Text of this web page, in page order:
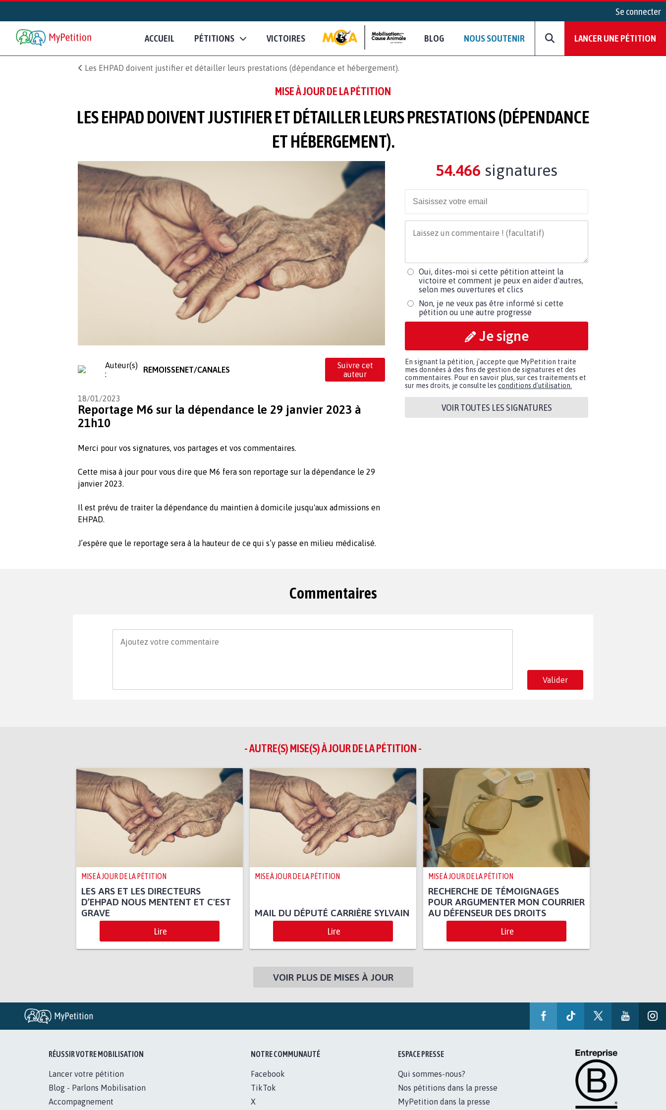
Se connecter
ACCUEIL PÉTITIONS VICTOIRES BLOG NOUS SOUTENIR LANCER UNE PÉTITION
Les EHPAD doivent justifier et détailler leurs prestations (dépendance et hébergement).
MISE À JOUR DE LA PÉTITION
LES EHPAD DOIVENT JUSTIFIER ET DÉTAILLER LEURS PRESTATIONS (DÉPENDANCE
ET HÉBERGEMENT).
Auteur(s)
:
REMOISSENET/CANALES
Suivre cet
auteur
18/01/2023
Reportage M6 sur la dépendance le 29 janvier 2023 à
21h10
Merci pour vos signatures, vos partages et vos commentaires.
Cette misa à jour pour vous dire que M6 fera son reportage sur la dépendance le 29
janvier 2023.
Il est prévu de traiter la dépendance du maintien à domicile jusqu'aux admissions en
EHPAD.
J’espère que le reportage sera à la hauteur de ce qui s’y passe en milieu médicalisé.
54.466 signatures
Oui, dites-moi si cette pétition atteint la
victoire et comment je peux en aider d'autres,
selon mes ouvertures et clics
Non, je ne veux pas être informé si cette
pétition ou une autre progresse
Je signe
En signant la pétition, j'accepte que MyPetition traite
mes données à des fins de gestion de signatures et des
commentaires. Pour en savoir plus, sur ces traitements et
sur mes droits, je consulte les conditions d'utilisation.
VOIR TOUTES LES SIGNATURES
Commentaires
Valider
- AUTRE(S) MISE(S) À JOUR DE LA PÉTITION -
MISE À JOUR DE LA PÉTITION
LES ARS ET LES DIRECTEURS
D’EHPAD NOUS MENTENT ET C'EST
GRAVE
Lire
MISE À JOUR DE LA PÉTITION
MAIL DU DÉPUTÉ CARRIÈRE SYLVAIN
Lire
MISE À JOUR DE LA PÉTITION
RECHERCHE DE TÉMOIGNAGES
POUR ARGUMENTER MON COURRIER
AU DÉFENSEUR DES DROITS
Lire
VOIR PLUS DE MISES À JOUR
RÉUSSIR VOTRE MOBILISATION
Lancer votre pétition
Blog - Parlons Mobilisation
Accompagnement
NOTRE COMMUNAUTÉ
Facebook
TikTok
X
ESPACE PRESSE
Qui sommes-nous?
Nos pétitions dans la presse
MyPetition dans la presse